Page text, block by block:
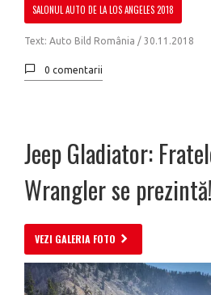
SALONUL AUTO DE LA LOS ANGELES 2018
Text: Auto Bild România / 30.11.2018
0 comentarii
Jeep Gladiator:
Wrangler se prezintă!
VEZI GALERIA FOTO